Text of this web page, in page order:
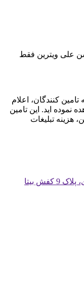
علی ویترین فقط
کنندگان، اعلام
نموده اید. این تامین
هزینه تبلیغات
تهران، باغ سپهسالار، بن بست یاسری، پلاک 9 کفش بیتا